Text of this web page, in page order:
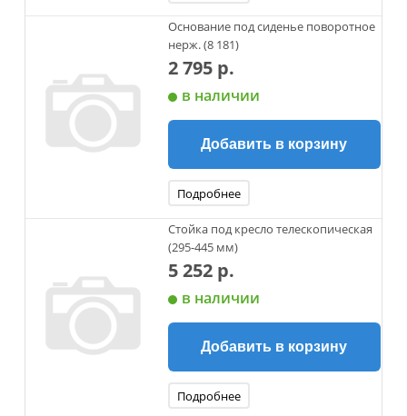
Основание под сиденье поворотное
нерж. (8 181)
2 795 р.
в наличии
Добавить в корзину
Подробнее
Стойка под кресло телескопическая
(295-445 мм)
5 252 р.
в наличии
Добавить в корзину
Подробнее